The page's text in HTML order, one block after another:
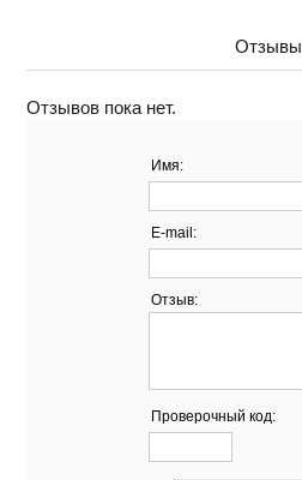
Отзывы
Отзывов пока нет.
Имя:
E-mail:
Отзыв:
Проверочный код: